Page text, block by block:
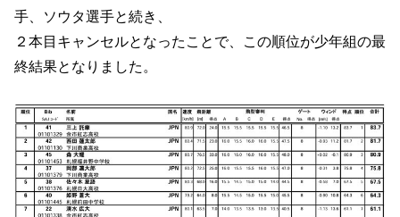
手、ソウタ選手と続き、
２本目キャンセルとなったことで、この順位が少年組の最
終結果となりました。